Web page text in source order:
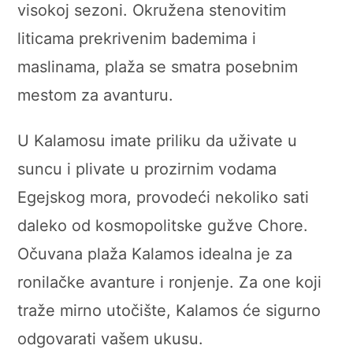
visokoj sezoni. Okružena stenovitim
liticama prekrivenim bademima i
maslinama, plaža se smatra posebnim
mestom za avanturu.
U Kalamosu imate priliku da uživate u
suncu i plivate u prozirnim vodama
Egejskog mora, provodeći nekoliko sati
daleko od kosmopolitske gužve Chore.
Očuvana plaža Kalamos idealna je za
ronilačke avanture i ronjenje. Za one koji
traže mirno utočište, Kalamos će sigurno
odgovarati vašem ukusu.